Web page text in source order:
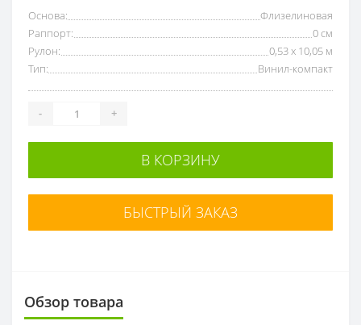
Основа:
Флизелиновая
Раппорт:
0 см
Рулон:
0,53 x 10,05 м
Тип:
Винил-компакт
- +
В КОРЗИНУ
БЫСТРЫЙ ЗАКАЗ
Обзор товара